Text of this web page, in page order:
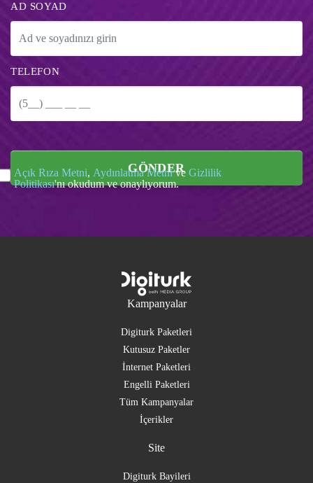
AD SOYAD
TELEFON
GÖNDER
Açık Rıza Metni, Aydınlatma Metnive Gizlilik
Politikası'nı okudum ve onaylıyorum.
Kampanyalar
Digiturk Paketleri
Kutusuz Paketler
İnternet Paketleri
Engelli Paketleri
Tüm Kampanyalar
İçerikler
Site
Digiturk Bayileri